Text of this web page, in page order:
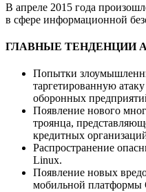
В апреле 2015 года
в сфере информационной
ГЛАВНЫЕ ТЕНДЕНЦИИ
Попытки
таргетированную
оборонных
Появление нового
троянца,
кредитных
Распространение
Linux.
Появление новых
мобильной платформы